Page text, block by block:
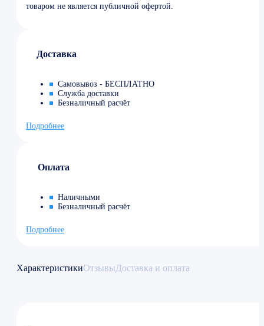
товаром не является публичной офертой.
Доставка
Самовывоз - БЕСПЛАТНО
Служба доставки
Безналичный расчёт
Подробнее
Оплата
Наличными
Безналичный расчёт
Подробнее
ХарактеристикиОтзывыДоставка и оплата